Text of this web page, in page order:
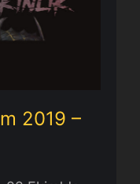
– Zırh
2019 –